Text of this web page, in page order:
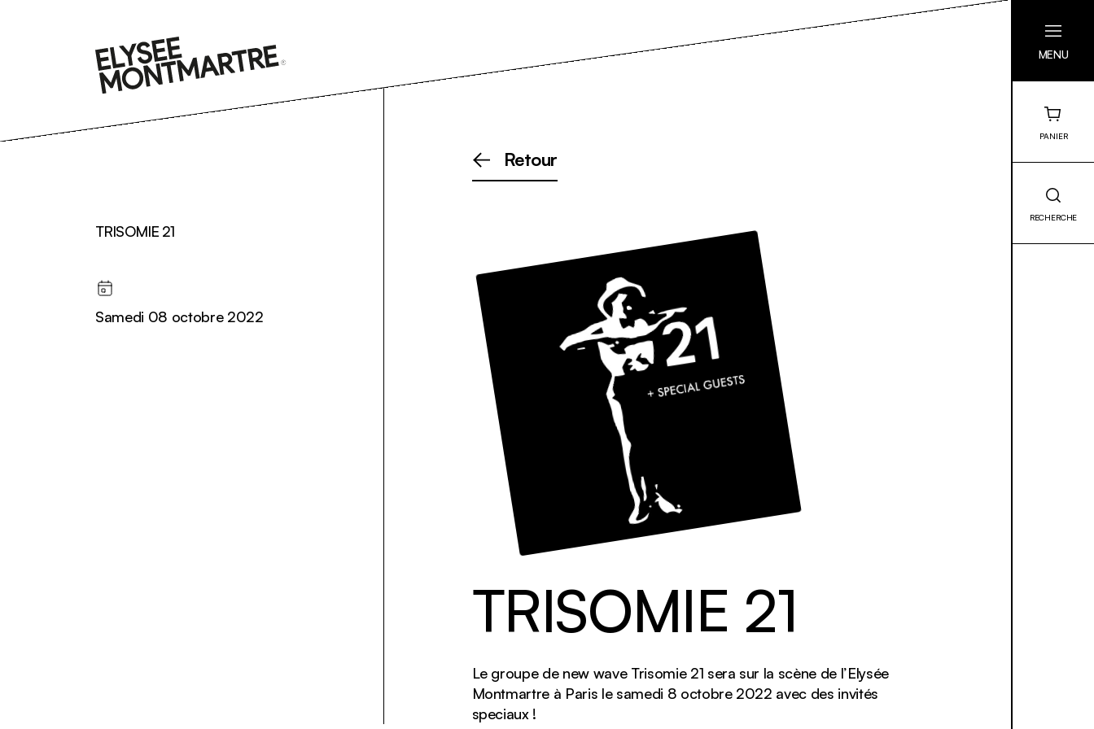
MENU
RECHERCHE
PANIER
Retour
TRISOMIE 21
Le groupe de new wave Trisomie 21 sera sur la scène de l’Elysée
Montmartre à Paris le samedi 8 octobre 2022 avec des invités
speciaux !
TRISOMIE 21
Samedi 08 octobre 2022